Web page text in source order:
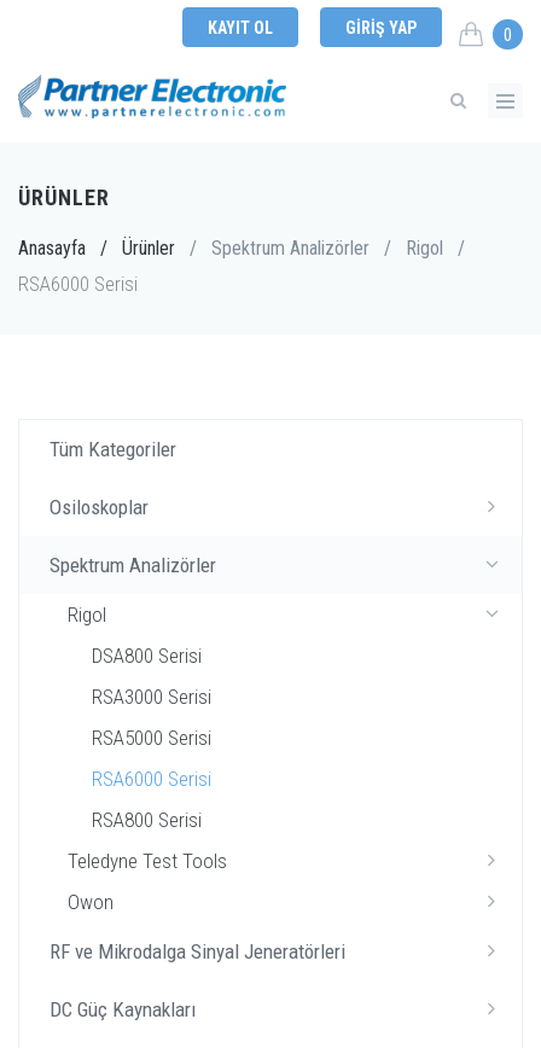
KAYIT OL GIRIŞ YAP 0
ÜRÜNLER
Anasayfa / Ürünler / Spektrum Analizörler / Rigol /
RSA6000 Serisi
Tüm Kategoriler
Osiloskoplar
Spektrum Analizörler
Rigol
DSA800 Serisi
RSA3000 Serisi
RSA5000 Serisi
RSA6000 Serisi
RSA800 Serisi
Teledyne Test Tools
Owon
RF ve Mikrodalga Sinyal Jeneratörleri
DC Güç Kaynakları